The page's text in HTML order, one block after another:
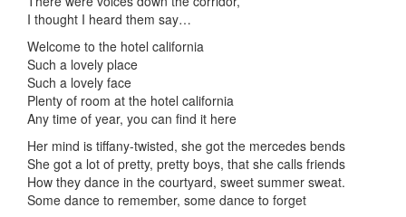
I thought I heard them say…
Welcome to the hotel california
Such a lovely place
Such a lovely face
Plenty of room at the hotel california
Any time of year, you can find it here
Her mind is tiffany-twisted, she got the mercedes bends
She got a lot of pretty, pretty boys, that she calls friends
How they dance in the courtyard, sweet summer sweat.
Some dance to remember, some dance to forget